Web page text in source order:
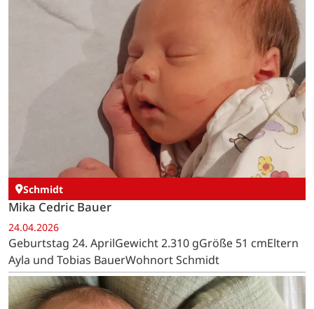
Schmidt
Mika Cedric Bauer
24.04.2026
Geburtstag 24. AprilGewicht 2.310 gGröße 51 cmEltern
Ayla und Tobias BauerWohnort Schmidt